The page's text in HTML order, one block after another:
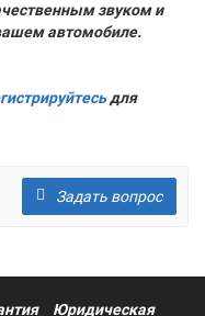
звуком и
автомобиле.
для
Задать вопрос
Юридическая